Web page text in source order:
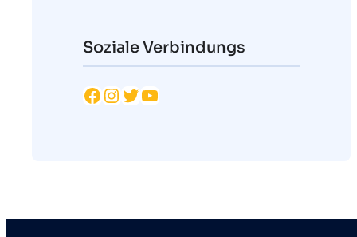
Soziale Verbindungs
Facebook Instagram Twitter YouTube